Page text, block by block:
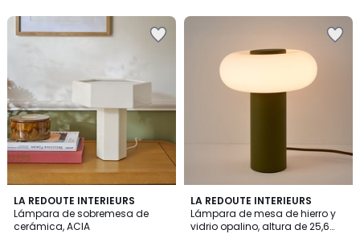
LA REDOUTE INTERIEURS
Lámpara de sobremesa de
cerámica, ACIA
2
Colores
LA REDOUTE INTERIEURS
Lámpara de mesa de hierro y
vidrio opalino, altura de 25,6
5
/
5